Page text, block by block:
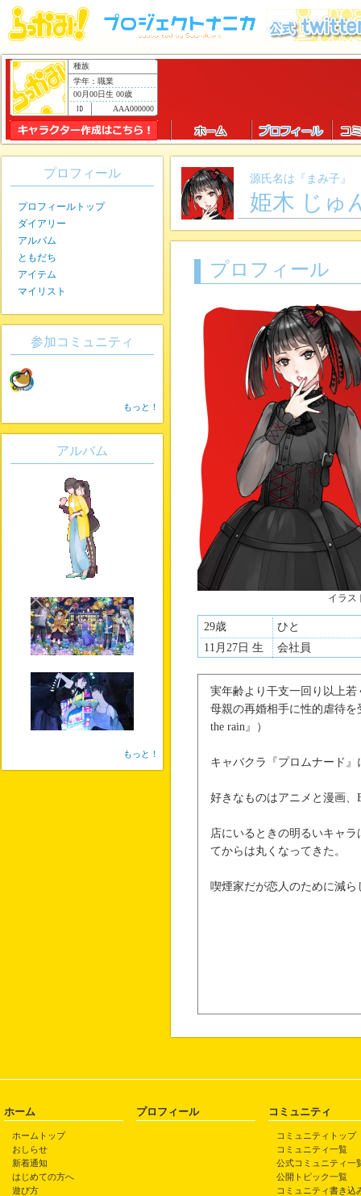
種族
学年：職業
00月00日生 00歳
AAA000000
源氏名は『まみ子』
姫木 じゅ
プロフィール
イラス
29歳
ひと
11月27日 生
会社員
実年齢より干支一回り以上
母親の再婚相手に性的虐待
the rain』）
キャバクラ『プロムナード
好きなものはアニメと漫画
店にいるときの明るいキャ
てからは丸くなってきた。
喫煙家だが恋人のために減
プロフィール
プロフィールトップ
ダイアリー
アルバム
ともだち
アイテム
マイリスト
参加コミュニティ
もっと！
アルバム
もっと！
ホーム
ホームトップ
おしらせ
新着通知
はじめての方へ
遊び方
プロフィール コミュニティ
コミュニティトップ
コミュニティ一覧
公式コミュニティ一
公開トピック一覧
コミュニティ書き込